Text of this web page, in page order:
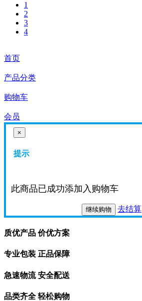
1
2
3
4
首页
产品分类
购物车
会员
×
提示
此商品已成功添加入购物车
继续购物 去结算
质优产品 价优方案
专业包装 正品保障
急速物流 安全配送
品类齐全 轻松购物